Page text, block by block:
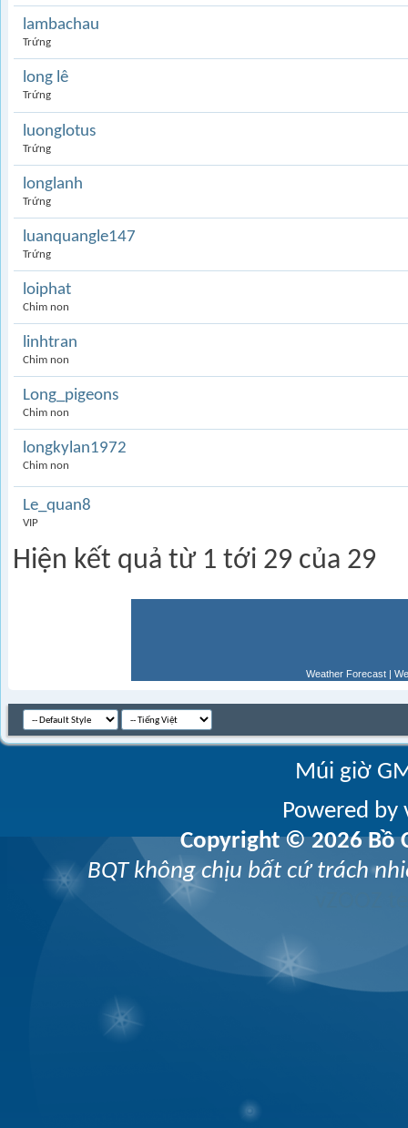
lambachau
Trứng
long lê
Trứng
luonglotus
Trứng
longlanh
Trứng
luanquangle147
Trứng
loiphat
Chim non
linhtran
Chim non
Long_pigeons
Chim non
longkylan1972
Chim non
Le_quan8
VIP
Hiện kết quả từ 1 tới 29 của 29
Weather Forecast |
Múi giờ
Powered
Copyright © 2026 Bồ
BQT không chịu bất cứ trách